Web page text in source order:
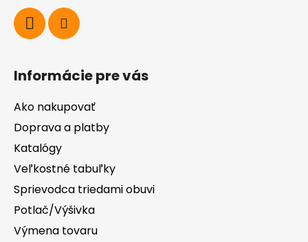
Informácie pre vás
Ako nakupovať
Doprava a platby
Katalógy
Veľkostné tabuľky
Sprievodca triedami obuvi
Potlač/Výšivka
Výmena tovaru